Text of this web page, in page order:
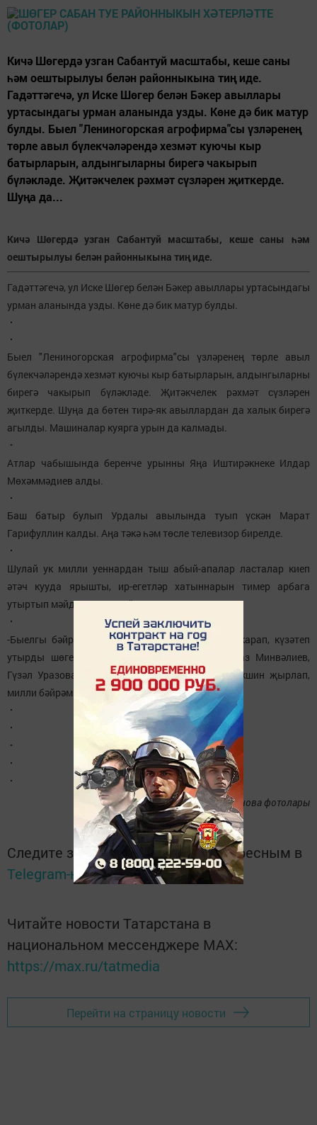
Кичә Шөгердә узган Сабантуй масштабы, кеше саны
һәм оештырылуы белән районныкына тиң иде.
Гадәттәгечә, ул Иске Шөгер белән Бәкер авыллары
уртасындагы урман аланында узды. Көне дә бик матур
булды. Быел "Лениногорская агрофирма"сы үзләренең
төрле авыл бүлекчәләрендә хезмәт куючы кыр
батырларын, алдынгыларны бирегә чакырып
бүләкләде. Җитәкчелек рәхмәт сүзләрен җиткерде.
Шуңа да...
Кичә Шөгердә узган Сабантуй масштабы, кеше саны һәм
оештырылуы белән районныкына тиң иде.
Гадәттәгечә, ул Иске Шөгер белән Бәкер авыллары уртасындагы
урман аланында узды. Көне дә бик матур булды.
Быел "Лениногорская агрофирма"сы үзләренең төрле авыл
бүлекчәләрендә хезмәт куючы кыр батырларын, алдынгыларны
бирегә чакырып бүләкләде. Җитәкчелек рәхмәт сүзләрен
җиткерде. Шуңа да бөтен тирә-як авыллардан да халык бирегә
агылды. Машиналар куярга урын да калмады.
Атлар чабышында беренче урынны Яңа Иштирәкнеке Илдар
Мөхәммәдиев алды.
Баш батыр булып Урдалы авылында туып үскән Марат
Гарифуллин калды. Аңа тәкә һәм төсле телевизор бирелде.
Шулай ук милли уеннардан тыш абый-апалар ласталар киеп
әтәч кууда ярышты, ир-егетләр хатыннарын тимер арбага
утыртып мәйдан тирәләи йөгерде.
-Быелгы бәйрәм аеруча күңелле булды, - дип карап, күзәтеп
утырды шөгерлеләр. Казан артистлары - Илназ Минвәлиев,
Гүзәл Уразова төркеме җырчысы Наил Мөбәракшин җырлап,
милли бәйрәм кунакларын рәхәтләнеп биетте дә.
Ләйсән Шәрәфетдинова фотолары
Следите за самым важным и интересным в
Telegram-каналеТатмедиа
Читайте новости Татарстана в
национальном мессенджере MАХ:
https://max.ru/tatmedia
Перейти на страницу новости